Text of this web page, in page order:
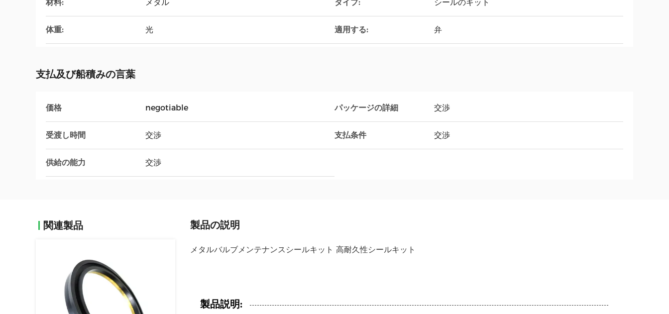
材料: メタル タイプ: シールのキット
体重: 光 適用する: 弁
支払及び船積みの言葉
価格 negotiable パッケージの詳細 交渉
受渡し時間 交渉 支払条件 交渉
供給の能力 交渉
関連製品 製品の説明
メタルバルブメンテナンスシールキット 高耐久性シールキット
製品説明: